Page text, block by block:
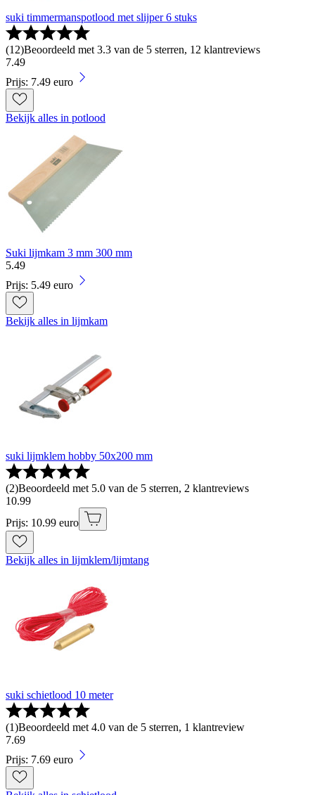
suki timmermanspotlood met slijper 6 stuks
(12)Beoordeeld met 3.3 van de 5 sterren, 12 klantreviews
7.49
Prijs: 7.49 euro
Bekijk alles in potlood
Suki lijmkam 3 mm 300 mm
5.49
Prijs: 5.49 euro
Bekijk alles in lijmkam
suki lijmklem hobby 50x200 mm
(2)Beoordeeld met 5.0 van de 5 sterren, 2 klantreviews
10.99
Prijs: 10.99 euro
Bekijk alles in lijmklem/lijmtang
suki schietlood 10 meter
(1)Beoordeeld met 4.0 van de 5 sterren, 1 klantreview
7.69
Prijs: 7.69 euro